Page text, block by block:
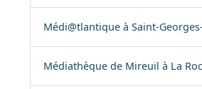
Médi@tlantique à Saint-
Médiathèque de Mireuil à La